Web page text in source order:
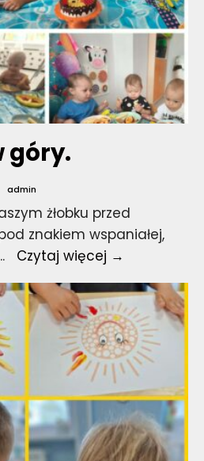
góry.
admin
żłobku przed
znakiem wspaniałej,
Czytaj więcej →
góry.